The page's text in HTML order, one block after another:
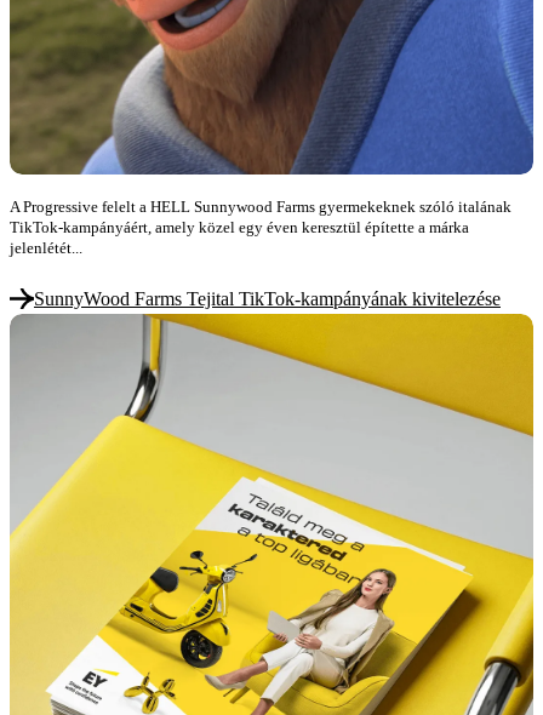
A Progressive felelt a HELL Sunnywood Farms gyermekeknek szóló italának
TikTok-kampányáért, amely közel egy éven keresztül építette a márka
jelenlétét...
SunnyWood Farms Tejital TikTok-kampányának kivitelezése